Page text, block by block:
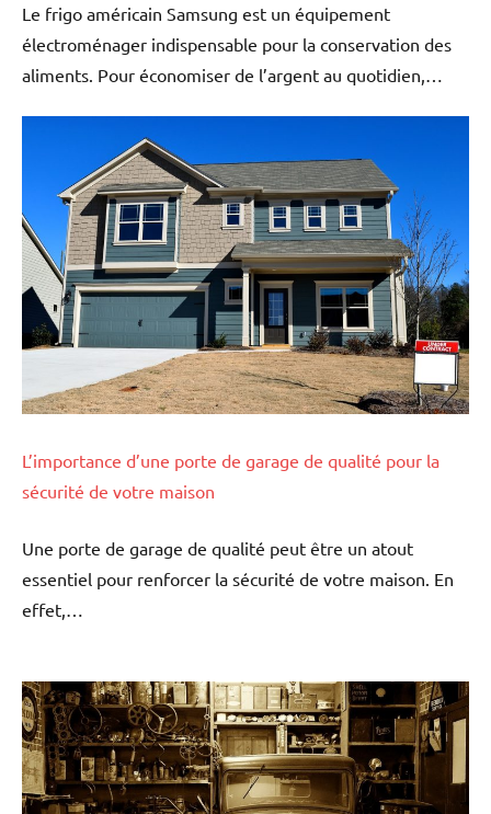
Le frigo américain Samsung est un équipement
électroménager indispensable pour la conservation des
aliments. Pour économiser de l’argent au quotidien,…
L’importance d’une porte de garage de qualité pour la
sécurité de votre maison
Une porte de garage de qualité peut être un atout
essentiel pour renforcer la sécurité de votre maison. En
effet,…